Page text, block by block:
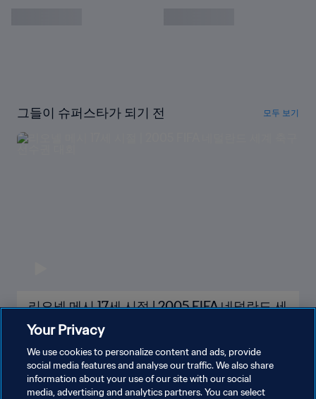
그들이 슈퍼스타가 되기 전 모두 보기
리오넬 메시 17세 시절 | 2005 FIFA 네덜란드 세
계 축구 선수권 대회
Your Privacy
We use cookies to personalize content and ads, provide
social media features and analyse our traffic. We also share
information about your use of our site with our social
media, advertising and analytics partners. You can select